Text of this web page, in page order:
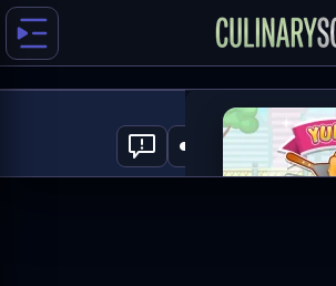
Yummy Toast